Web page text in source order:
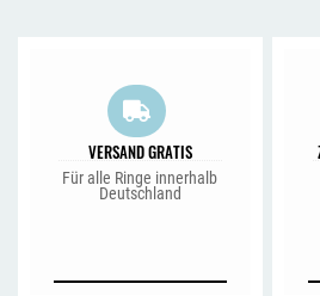
VERSAND GRATIS
Für alle Ringe innerhalb
Deutschland